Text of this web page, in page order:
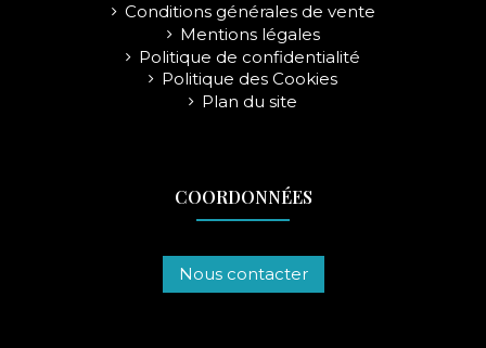
Conditions générales de vente
Mentions légales
Politique de confidentialité
Politique des Cookies
Plan du site
COORDONNÉES
Nous contacter